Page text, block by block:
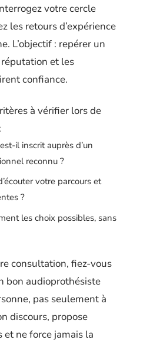
votre cercle
les retours d’expérience
L’objectif : repérer un
et les
confiance.
à vérifier lors de
il inscrit auprès d’un
reconnu ?
votre parcours et
?
les choix possibles, sans
consultation, fiez-vous
bon audioprothésiste
pas seulement à
discours, propose
ne force jamais la